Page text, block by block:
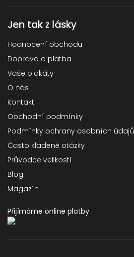
Jen tak z lásky
Hodnocení obchodu
Doprava a platba
Vaše plakáty
O nás
Kontakt
Obchodní podmínky
Podmínky ochrany osobních údajů
Často kladené otázky
Průvodce velikostí
Blog
Magazín
Přijímáme online platby